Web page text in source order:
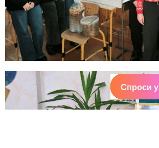
Спроси у